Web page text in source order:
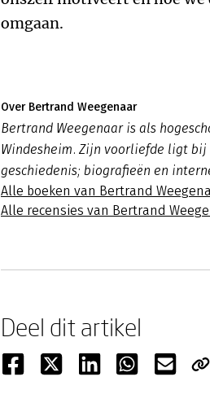
Over Bertrand Weegenaar
Bertrand Weegenaar is als
Windesheim. Zijn voorliefde ligt
geschiedenis; biografieën en
Alle boeken van Bertrand
Alle recensies van Bertrand
Deel dit artikel